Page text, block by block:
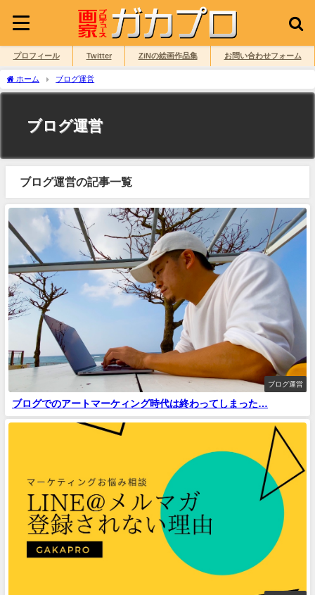
プロフィール Twitter ZiNの絵画作品集 お問い合わせフォーム
ホーム ブログ運営
ブログ運営
ブログ運営の記事一覧
ブログ運営
ブログでのアートマーケィング時代は終わってしまった…